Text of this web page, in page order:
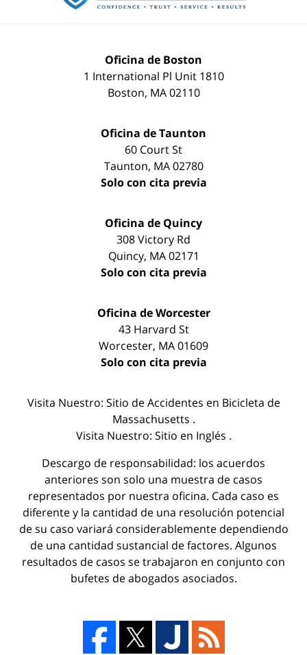
Oficina de Boston
1 International Pl Unit 1810
Boston, MA 02110
Oficina de Taunton
60 Court St
Taunton, MA 02780
Solo con cita previa
Oficina de Quincy
308 Victory Rd
Quincy, MA 02171
Solo con cita previa
Oficina de Worcester
43 Harvard St
Worcester, MA01609
Solo con cita previa
Visita Nuestro: Sitio de Accidentes en Bicicleta de
Massachusetts .
Visita Nuestro: Sitio en Inglés .
Descargo de responsabilidad: los acuerdos
anteriores son solo una muestra de casos
representados por nuestra oficina. Cada caso es
diferente y la cantidad de una resolución potencial
de su caso variará considerablemente dependiendo
de una cantidad sustancial de factores. Algunos
resultados de casos se trabajaron en conjunto con
bufetes de abogados asociados.